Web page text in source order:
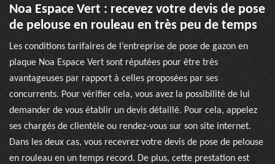
Noa Espace Vert : recevez votre devis de pose
de pelouse en rouleau en très peu de temps
Les conditions tarifaires de l’entreprise de pose de gazon en
plaque Noa Espace Vert sont réputées pour être très
avantageuses par rapport à celles proposées par ses
concurrents. Pour vérifier cela, vous avez la possibilité de lui
demander de vous établir un devis détaillé. Pour cela, appelez
ses chargés de clientèle ou rendez-vous sur son site internet.
Dans les deux cas, vous recevrez votre devis de pose de pelouse
en rouleau en un temps record. De plus, cette prestation est